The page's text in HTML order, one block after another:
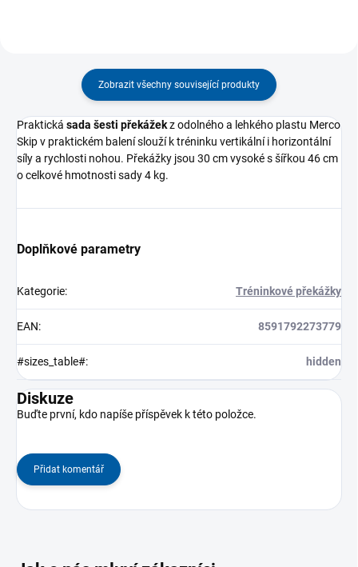
Zobrazit všechny související produkty
Praktická sada šesti překážekz odolného a lehkého plastu Merco
Skip v praktickém balení slouží k tréninku vertikální i horizontální
síly a rychlosti nohou. Překážky jsou 30 cm vysoké s šířkou 46 cm
o celkové hmotnosti sady 4 kg.
Doplňkové parametry
Kategorie: Tréninkové překážky
EAN: 8591792273779
#sizes_table#: hidden
Diskuze
Buďte první, kdo napíše příspěvek k této položce.
Přidat komentář